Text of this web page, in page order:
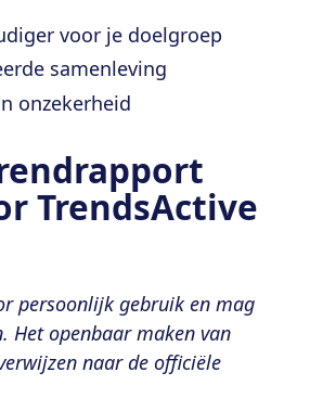
voor je doelgroep
samenleving
onzekerheid
TrendsActive
persoonlijk gebruik en mag
Het openbaar maken van
naar de officiële